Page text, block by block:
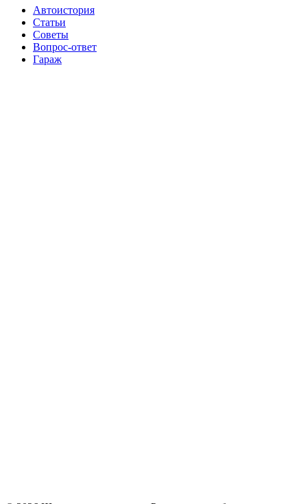
Автоистория
Статьи
Советы
Вопрос-ответ
Гараж